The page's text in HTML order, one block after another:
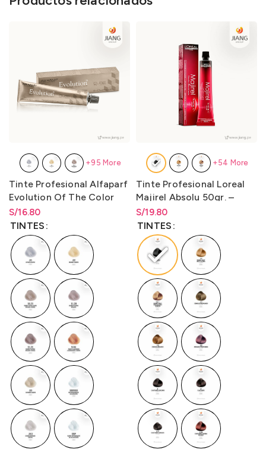
Tinte Profesional Alfaparf
Evolution Of The Color
60ml.
S/16.80
Rango de precios: desde
S/16.80hasta
TINTES
+95 More
Tinte Profesional Loreal
Majirel Absolu 50gr. –
LO3000M1
S/19.80
Rango de precios: desde
S/19.80hasta
TINTES
+54 More